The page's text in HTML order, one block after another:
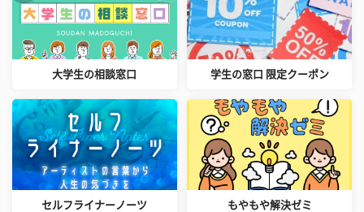
大学生の相談窓口 学生の窓口 限定クーポン
セルフライナーノーツ もやもや解決ゼミ